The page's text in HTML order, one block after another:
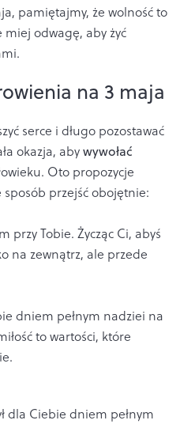
pamiętajmy, że wolność to
miej odwagę, aby żyć
na 3 maja
serce i długo pozostawać
okazja, abywywołać
Oto propozycje
przejść obojętnie:
przy Tobie. Życząc Ci, abyś
na zewnątrz, ale przede
dniem pełnym nadziei na
to wartości, które
dla Ciebie dniem pełnym